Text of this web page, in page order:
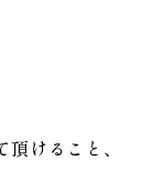
けること、